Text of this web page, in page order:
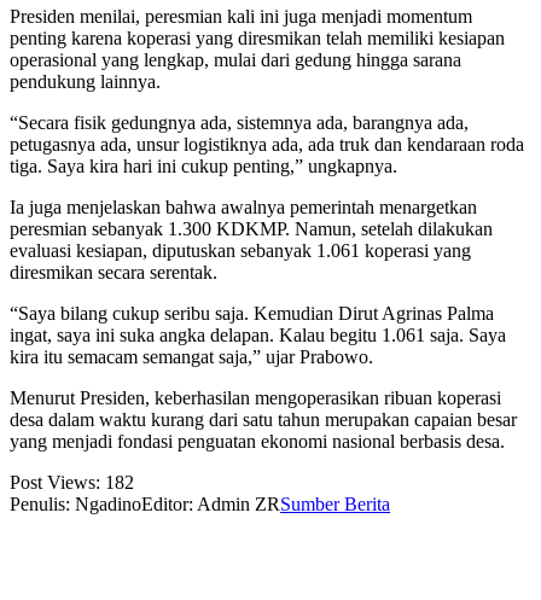
Presiden menilai, peresmian kali ini juga menjadi momentum
penting karena koperasi yang diresmikan telah memiliki kesiapan
operasional yang lengkap, mulai dari gedung hingga sarana
pendukung lainnya.
“Secara fisik gedungnya ada, sistemnya ada, barangnya ada,
petugasnya ada, unsur logistiknya ada, ada truk dan kendaraan roda
tiga. Saya kira hari ini cukup penting,” ungkapnya.
Ia juga menjelaskan bahwa awalnya pemerintah menargetkan
peresmian sebanyak 1.300 KDKMP. Namun, setelah dilakukan
evaluasi kesiapan, diputuskan sebanyak 1.061 koperasi yang
diresmikan secara serentak.
“Saya bilang cukup seribu saja. Kemudian Dirut Agrinas Palma
ingat, saya ini suka angka delapan. Kalau begitu 1.061 saja. Saya
kira itu semacam semangat saja,” ujar Prabowo.
Menurut Presiden, keberhasilan mengoperasikan ribuan koperasi
desa dalam waktu kurang dari satu tahun merupakan capaian besar
yang menjadi fondasi penguatan ekonomi nasional berbasis desa.
Post Views: 182
Penulis: NgadinoEditor: Admin ZRSumber Berita